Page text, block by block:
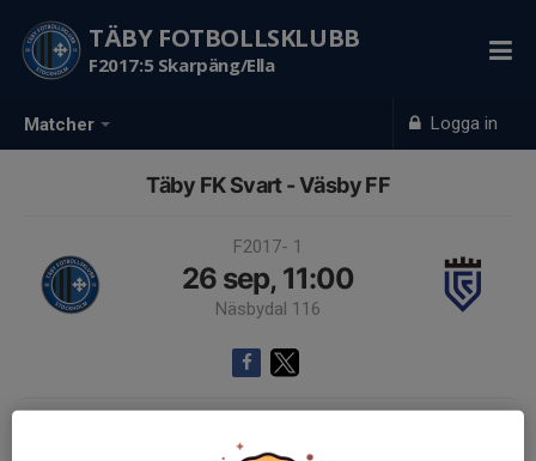
Matcher Logga in
TÄBY FOTBOLLSKLUBB
F2017:5 Skarpäng/Ella
Täby FK Svart - Väsby FF
F2017- 1
26 sep, 11:00
Näsbydal 116